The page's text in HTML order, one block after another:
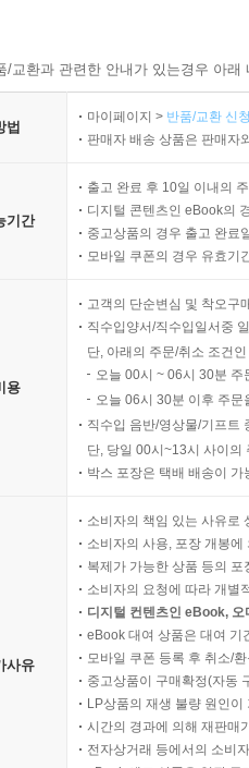
교환과 관련한 안내가 있는경우 아
법
마이페이지 > 반품/교환 신
판매자 배송 상품은 판매자
기간
출고 완료 후 10일 이내의
디지털 콘텐츠인 eBook의
중고상품의 경우 출고 완료
모바일 쿠폰의 경우 유효기
용
고객의 단순변심 및 착오구
직수입양서/직수입일서중
단, 아래의 주문/취소 조건
오늘 00시 ~ 06시 30분
오늘 06시 30분 이후 주
직수입 음반/영상물/기프트
단, 당일 00시~13시 사이의
박스 포장은 택배 배송이
사유
소비자의 책임 있는 사유로
소비자의 사용, 포장 개봉
복제가 가능한 상품 등의
소비자의 요청에 따라 개별
디지털 컨텐츠인 eBook,
eBook 대여 상품은 대여 기
모바일 쿠폰 등록 후 취소/
중고상품이 구매확정(자동
LP상품의 재생 불량 원인
시간의 경과에 의해 재판매
전자상거래 등에서의 소비